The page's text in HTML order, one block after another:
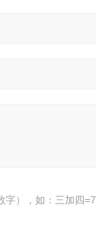
字），如：三加四=7